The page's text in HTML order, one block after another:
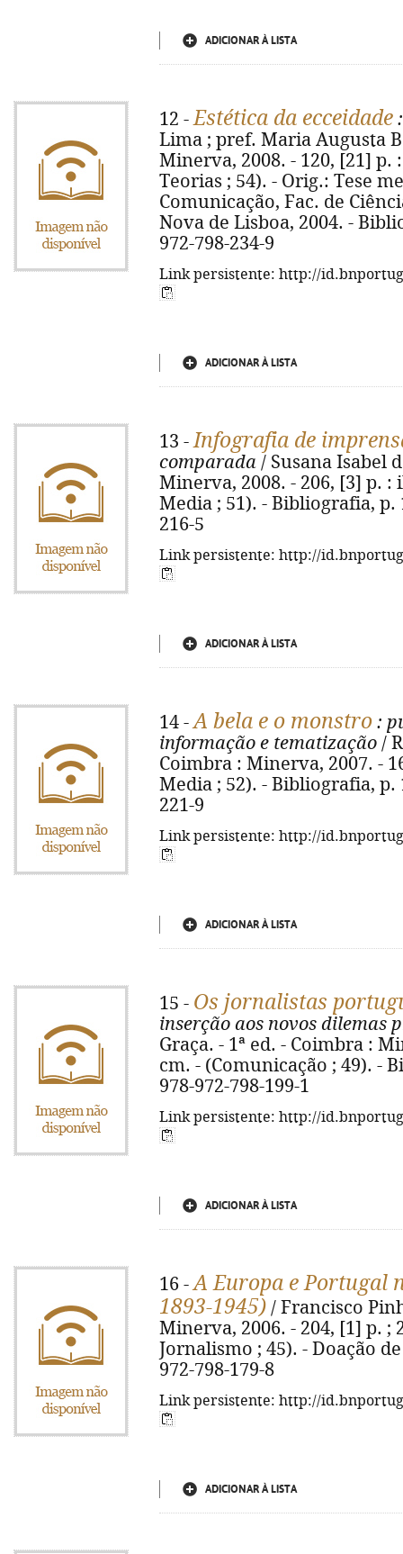
ADICIONAR À LISTA
12 -Estética da ecceidade
Lima ; pref. Maria Augusta
Minerva, 2008. - 120, [21] p.
Teorias ; 54). - Orig.: Tese
Comunicação, Fac. de
Nova de Lisboa, 2004. -
972-798-234-9
Link persistente: http://
ADICIONAR À LISTA
13 -Infografia de
comparada / Susana Isabel
Minerva, 2008. - 206, [3] p. :
Media ; 51). - Bibliografia, p.
216-5
Link persistente: http://
ADICIONAR À LISTA
14 -A bela e o monstro :
informação e tematização /
Coimbra : Minerva, 2007. -
Media ; 52). - Bibliografia, p.
221-9
Link persistente: http://
ADICIONAR À LISTA
15 - Os jornalistas
inserção aos novos dilemas
Graça. - 1ª ed. - Coimbra :
cm. - (Comunicação ; 49). -
978-972-798-199-1
Link persistente: http://
ADICIONAR À LISTA
16 -A Europa e Portugal
1893-1945) / Francisco
Minerva, 2006. - 204, [1] p. ;
Jornalismo ; 45). - Doação
972-798-179-8
Link persistente: http://
ADICIONAR À LISTA